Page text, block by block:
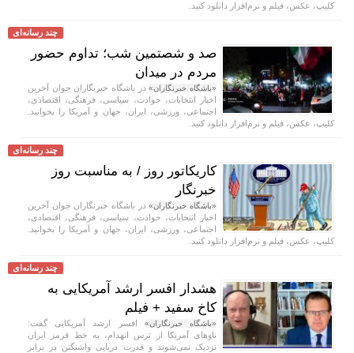
کلیپ، عکس، فیلم و نرم‌افزار دانلود کنید.
چند رسانه‌ای
صد و شصتمین شب؛ تداوم حضور
مردم در میدان
«باشگاه خبرنگاران»در باشگاه خبرنگاران جوان آخرین
اخبار انتخابات، حوادث، سیاسی، فرهنگی، اقتصادی،
اجتماعی، ورزشی، ایران، جهان و آمریکا را بخوانید.
کلیپ، عکس، فیلم و نرم‌افزار دانلود کنید.
چند رسانه‌ای
کاریکاتور روز / به مناسبت روز
خبرنگار
«باشگاه خبرنگاران»در باشگاه خبرنگاران جوان آخرین
اخبار انتخابات، حوادث، سیاسی، فرهنگی، اقتصادی،
اجتماعی، ورزشی، ایران، جهان و آمریکا را بخوانید.
کلیپ، عکس، فیلم و نرم‌افزار دانلود کنید.
چند رسانه‌ای
هشدار افسر ارشد آمریکایی به
کاخ سفید + فیلم
«باشگاه خبرنگاران» افسر ارشد آمریکایی گفت:
ناو‌های آمریکا از ترس انهدام، به خط قرمز ایران
نزدیک نمی‌شوند و قدرت دریایی واشنگتن در برابر